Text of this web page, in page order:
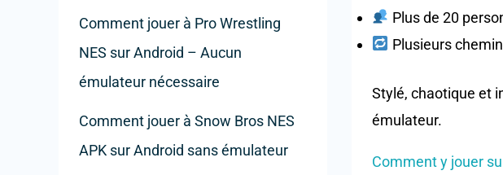
Comment jouer à Pro Wrestling
NES sur Android – Aucun
émulateur nécessaire
Comment jouer à Snow Bros NES
APK sur Android sans émulateur
Plus de 20
Plusieurs
Stylé, chaotique et
émulateur.
Comment y jouer